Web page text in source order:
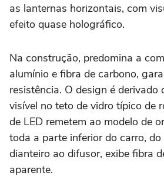
as lanternas horizontais, com
efeito quase holográfico.
Na construção, predomina a
alumínio e fibra de carbono,
resistência. O design é derivado
visível no teto de vidro típico de
de LED remetem ao modelo de
toda a parte inferior do carro,
dianteiro ao difusor, exibe fibra
aparente.